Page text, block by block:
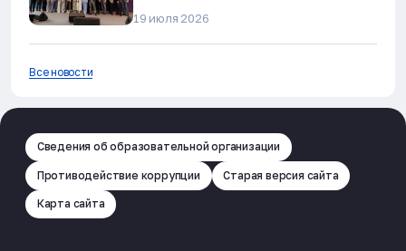
19 июля 2026
Все новости
Сведения об образовательной организации
Противодействие коррупции Старая версия сайта
Карта сайта